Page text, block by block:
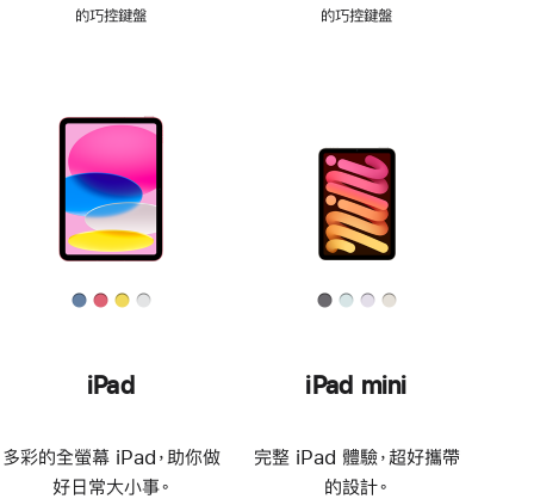
的巧控鍵盤
的巧控鍵盤
iPad
多彩的全螢幕 iPad，助你做
好日常大小事。
iPad mini
完整 iPad 體驗，超好攜帶
的設計。